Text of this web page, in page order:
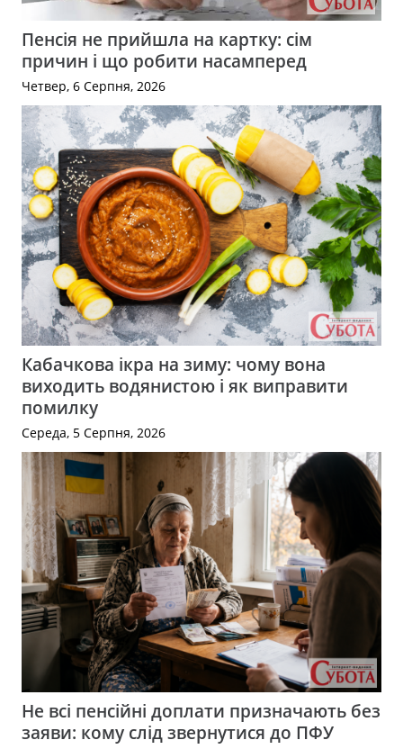
Пенсія не прийшла на картку: сім
причин і що робити насамперед
Четвер, 6 Серпня, 2026
Кабачкова ікра на зиму: чому вона
виходить водянистою і як виправити
помилку
Середа, 5 Серпня, 2026
Не всі пенсійні доплати призначають без
заяви: кому слід звернутися до ПФУ